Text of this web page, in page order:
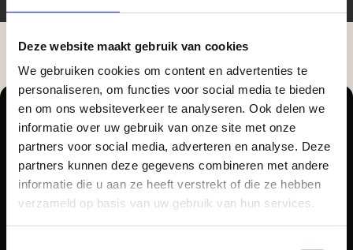
Deze website maakt gebruik van cookies
We gebruiken cookies om content en advertenties te
personaliseren, om functies voor social media te bieden
en om ons websiteverkeer te analyseren. Ook delen we
informatie over uw gebruik van onze site met onze
partners voor social media, adverteren en analyse. Deze
partners kunnen deze gegevens combineren met andere
informatie die u aan ze heeft verstrekt of die ze hebben
verzameld op basis van uw gebruik van hun services.
Zakelijke klant worden
Vego Tuinmaterialen is de meest geschikte partner
voor zakelijke klanten op zoek naar tuin- en
Aangepaste openingstijden tijdens de
vakantieperiode
Waardenburg en Vego Dordrecht hanteren tijdens
de vakantieperiode aangepaste openingstijden op
zaterdag. Bekijk de vestigingspagina voor de
actuele openingstijden.
Pellegrom Sierbestrating heet voortaan Vego
Tuinmaterialen.